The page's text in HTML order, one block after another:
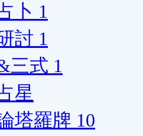
卜 1
討 1
三式 1
星
塔羅牌 10